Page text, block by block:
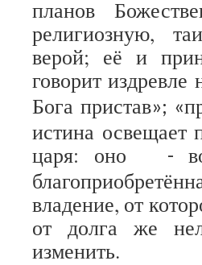
планов
религиозную,
верой; её и
говорит
Бога пристав»; «
истина освещает
царя: оно -
владение, от
от долга же
изменить.